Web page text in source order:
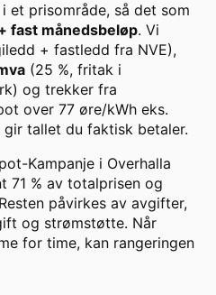
et prisområde, så det som
fast månedsbeløp. Vi
+ fastledd fra NVE),
(25 %, fritak i
og trekker fra
over 77 øre/kWh eks.
tallet du faktisk betaler.
Kampanje i Overhalla
71 % av totalprisen og
påvirkes av avgifter,
og strømstøtte. Når
for time, kan rangeringen